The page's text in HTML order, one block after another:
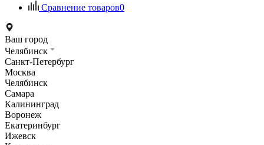
Сравнение товаров0
Ваш город
Челябинск
Санкт-Петербург
Москва
Челябинск
Самара
Калининград
Воронеж
Екатеринбург
Ижевск